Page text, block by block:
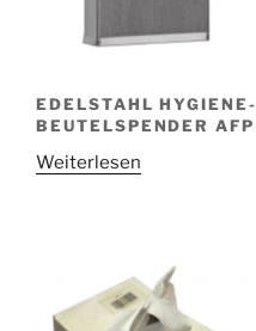
EDELSTAHL HYGIENE-
BEUTELSPENDER AFP
Weiterlesen